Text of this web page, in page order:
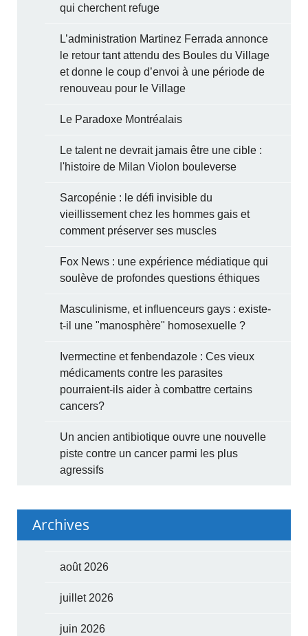
qui cherchent refuge
L’administration Martinez Ferrada annonce
le retour tant attendu des Boules du Village
et donne le coup d’envoi à une période de
renouveau pour le Village
Le Paradoxe Montréalais
Le talent ne devrait jamais être une cible :
l'histoire de Milan Violon bouleverse
Sarcopénie : le défi invisible du
vieillissement chez les hommes gais et
comment préserver ses muscles
Fox News : une expérience médiatique qui
soulève de profondes questions éthiques
Masculinisme, et influenceurs gays : existe-
t-il une "manosphère" homosexuelle ?
Ivermectine et fenbendazole : Ces vieux
médicaments contre les parasites
pourraient-ils aider à combattre certains
cancers?
Un ancien antibiotique ouvre une nouvelle
piste contre un cancer parmi les plus
agressifs
Archives
août 2026
juillet 2026
juin 2026